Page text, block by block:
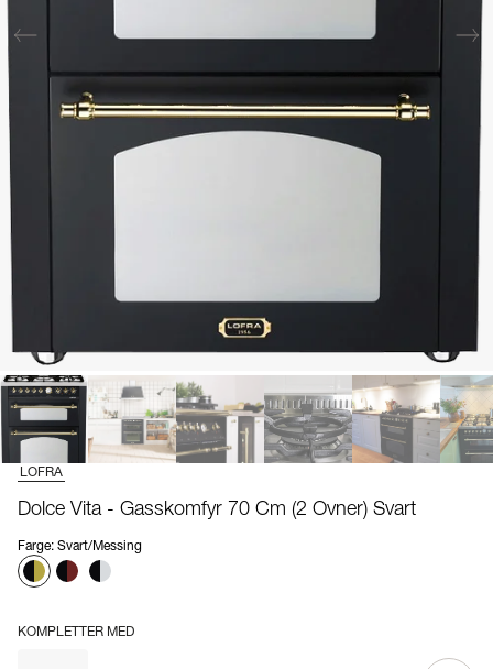
LOFRA
Dolce Vita - Gasskomfyr 70 Cm (2 Ovner) Svart
Farge: Svart/Messing
KOMPLETTER MED